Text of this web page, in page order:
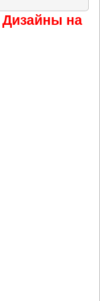
Дизайны на